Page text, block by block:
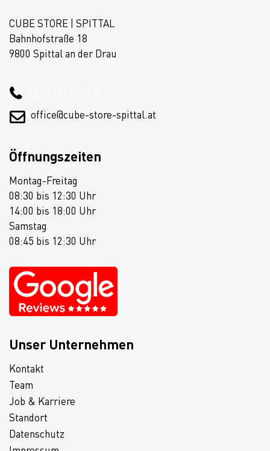
CUBE STORE | SPITTAL
Bahnhofstraße 18
9800 Spittal an der Drau
office@cube-store-spittal.at
Öffnungszeiten
Montag-Freitag
08:30 bis 12:30 Uhr
14:00 bis 18:00 Uhr
Samstag
08:45 bis 12:30 Uhr
Unser Unternehmen
Kontakt
Team
Job & Karriere
Standort
Datenschutz